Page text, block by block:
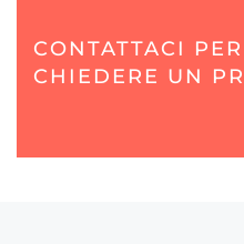
CONTATTACI
CHIEDERE UN